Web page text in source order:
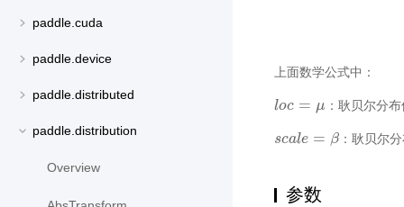
paddle.cuda
paddle.device
paddle.distributed
paddle.distribution
Overview
上面数学公式中：
loc = μ
loc= μ ：耿贝尔分
scale = β
scale= β ：耿贝尔
参数